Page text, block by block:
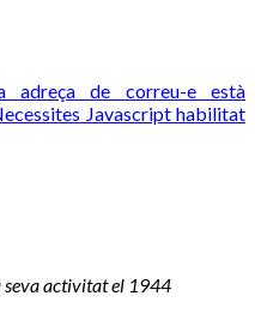
adreça de correu-e està
Javascript habilitat
seva activitat el 1944